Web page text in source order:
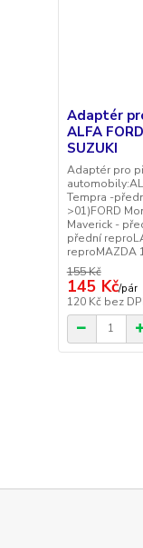
Adaptér
ALFA
SUZUKI
Adaptér pro
Tempra -
>01)FORD
Maverick -
přední
reproMAZDA
155 Kč
145 Kč/pár
120 Kč bez